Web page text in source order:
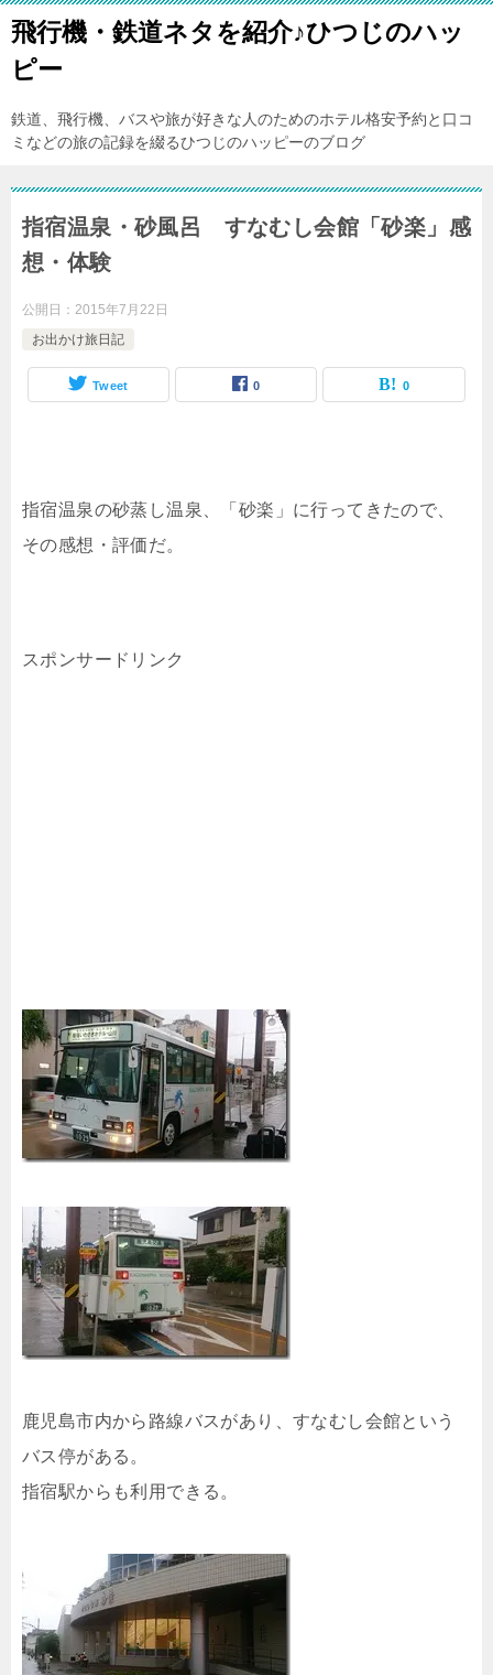
飛行機・鉄道ネタを紹介♪ひつじのハッ
ピー
鉄道、飛行機、バスや旅が好きな人のためのホテル格安予約と口コ
ミなどの旅の記録を綴るひつじのハッピーのブログ
指宿温泉・砂風呂 すなむし会館「砂楽」感
想・体験
公開日： 2015年7月22日
お出かけ旅日記
Tweet 0 0
指宿温泉の砂蒸し温泉、「砂楽」に行ってきたので、
その感想・評価だ。
スポンサードリンク
鹿児島市内から路線バスがあり、すなむし会館という
バス停がある。
指宿駅からも利用できる。